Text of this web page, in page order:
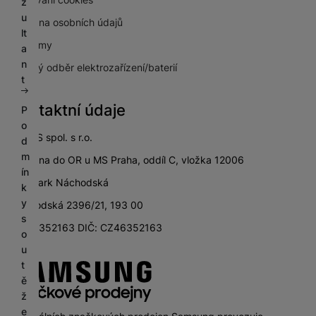
u
lt
a
n
t
P
o
d
m
ín
k
y
s
o
u
t
ě
ž
e
Ochrana osobních údajů
Pro firmy
Zpětný odběr elektrozařízení/baterií
Kontaktní údaje
SETOS spol. s r.o.
zapsána do OR u MS Praha, oddíl C, vložka 12006
City Park Náchodská
Náchodská 2396/21, 193 00
IČ: 46352163 DIČ: CZ46352163